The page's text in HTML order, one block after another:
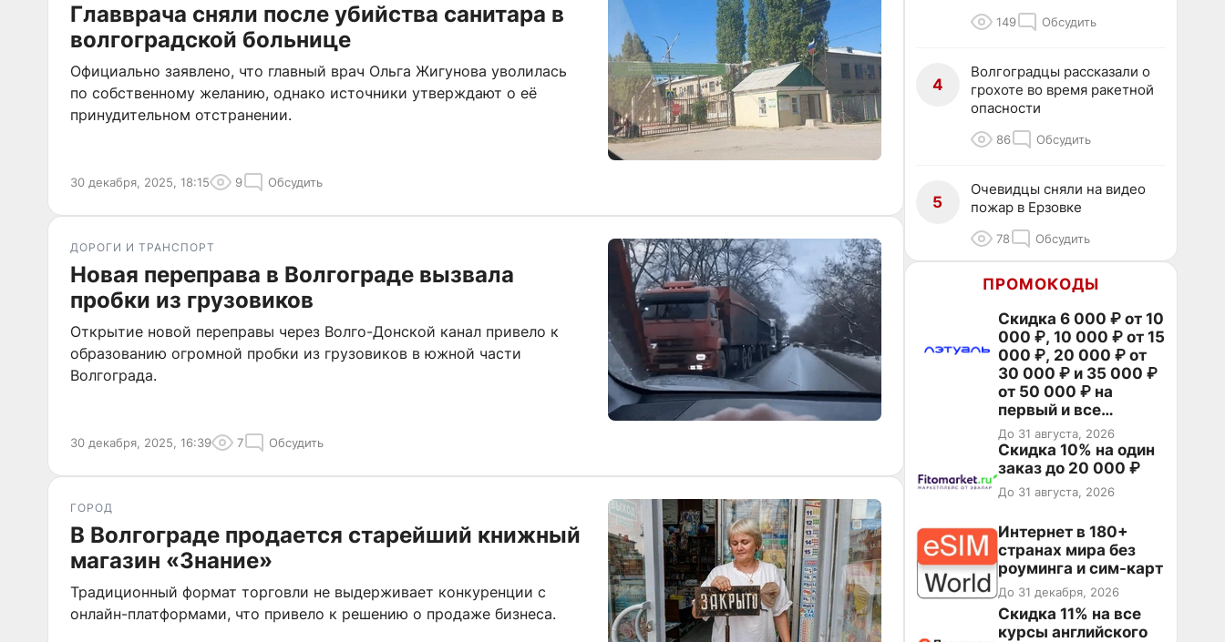
Главврача сняли после убийства санитара в
волгоградской больнице
Официально заявлено, что главный врач Ольга Жигунова уволилась
по собственному желанию, однако источники утверждают о её
принудительном отстранении.
30 декабря, 2025, 18:15 9 Обсудить
ДОРОГИ И ТРАНСПОРТ
Новая переправа в Волгограде вызвала
пробки из грузовиков
Открытие новой переправы через Волго-Донской канал привело к
образованию огромной пробки из грузовиков в южной части
Волгограда.
30 декабря, 2025, 16:39 7 Обсудить
ГОРОД
В Волгограде продается старейший книжный
магазин «Знание»
Традиционный формат торговли не выдерживает конкуренции с
онлайн-платформами, что привело к решению о продаже бизнеса.
149 Обсудить
4
Волгоградцы рассказали о
грохоте во время ракетной
опасности
86 Обсудить
5
Очевидцы сняли на видео
пожар в Ерзовке
78 Обсудить
ПРОМОКОДЫ
Скидка 6 000 ₽ от 10
000 ₽, 10 000 ₽ от 15
000 ₽, 20 000 ₽ от
30 000 ₽ и 35 000 ₽
от 50 000 ₽ на
первый и все
повторные заказы по
промокоду НАБЕРИ
До 31 августа, 2026
Скидка 10% на один
заказ до 20 000 ₽
До 31 августа, 2026
Интернет в 180+
странах мира без
роуминга и сим-карт
До 31 декабря, 2026
Скидка 11% на все
курсы английского